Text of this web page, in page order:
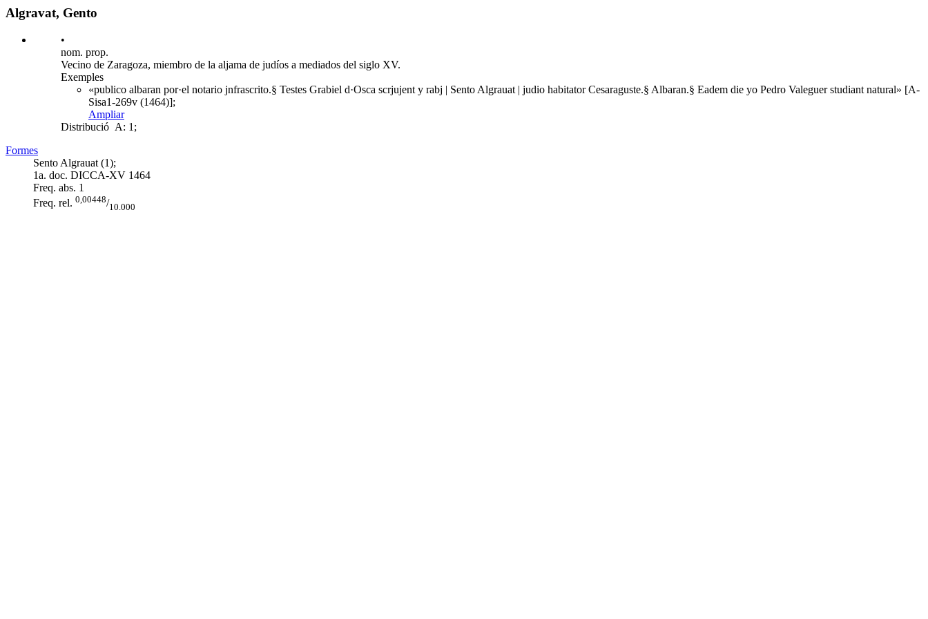
Algravat, Gento
•
nom. prop.
Vecino de Zaragoza, miembro de la aljama de judíos a mediados del siglo XV.
Exemples
«publico albaran por·el notario jnfrascrito.§ Testes Grabiel d·Osca scrjujent y rabj | Sento Algrauat | judio habitator Cesaraguste.§ Albaran.§ Eadem die yo Pedro Valeguer studiant natural» [A-
Sisa1-269v (1464)];
Ampliar
Distribució A: 1;
Formes
Sento Algrauat (1);
1a. doc. DICCA-XV 1464
Freq. abs. 1
Freq. rel. 0,00448/10.000